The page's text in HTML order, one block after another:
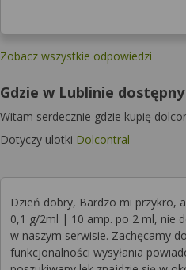
Zobacz wszystkie odpowiedzi
Gdzie w Lublinie
Witam serdecznie gdzie kupię
Dotyczy ulotki Dolcontral
Dzień dobry, Bardzo mi przykro,
0,1 g/2ml | 10 amp. po 2 ml, nie
w naszym serwisie. Zachęcamy
funkcjonalności wysyłania